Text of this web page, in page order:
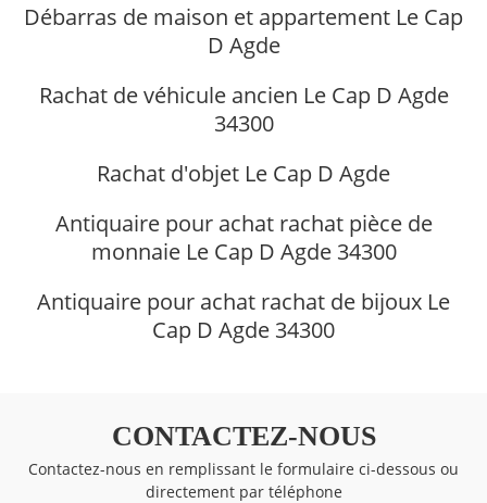
Débarras de maison et appartement Le Cap
D Agde
Rachat de véhicule ancien Le Cap D Agde
34300
Rachat d'objet Le Cap D Agde
Antiquaire pour achat rachat pièce de
monnaie Le Cap D Agde 34300
Antiquaire pour achat rachat de bijoux Le
Cap D Agde 34300
CONTACTEZ-NOUS
Contactez-nous en remplissant le formulaire ci-dessous ou
directement par téléphone